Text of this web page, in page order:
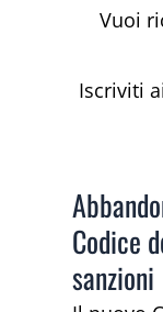
Vuoi
Iscriviti
Codice
sanzioni